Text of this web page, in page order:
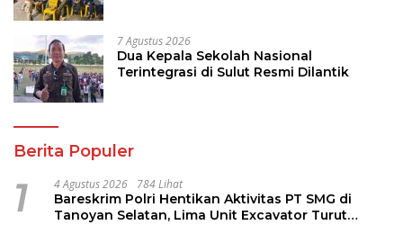
7 Agustus 2026
Dua Kepala Sekolah Nasional
Terintegrasi di Sulut Resmi Dilantik
Berita Populer
1 4 Agustus 2026 784 Lihat
Bareskrim Polri Hentikan Aktivitas PT SMG di
Tanoyan Selatan, Lima Unit Excavator Turut